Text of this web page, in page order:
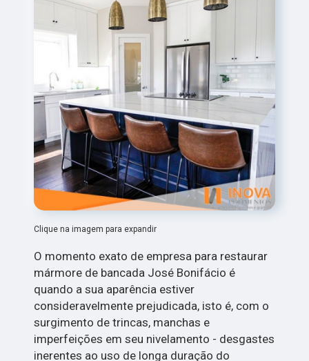
Clique na imagem para expandir
O momento exato de empresa para restaurar
mármore de bancada José Bonifácio é
quando a sua aparência estiver
consideravelmente prejudicada, isto é, com o
surgimento de trincas, manchas e
imperfeições em seu nivelamento - desgastes
inerentes ao uso de longa duração do